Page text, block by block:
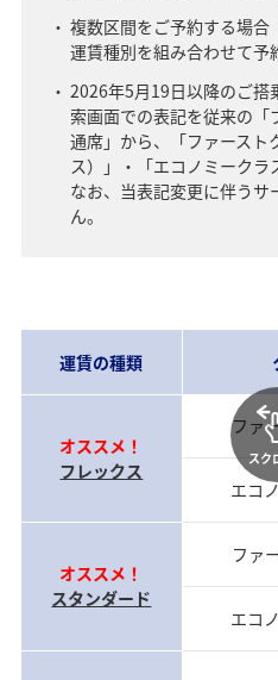
複数区間をご予約する場合
運賃種別を組み合わせて予
2026年5月19日以降のご搭
索画面での表記を従来の
通席」から、「ファースト
ス）」・「エコノミークラ
なお、当表記変更に伴うサ
ん。
運賃の種類
オススメ！
フレックス
ファ
エコ
オススメ！
スタンダード
ファ
エコ
スク